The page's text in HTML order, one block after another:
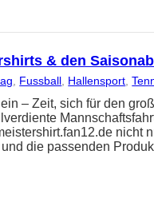
& den
, Fussball, Hallensport,
– Zeit, sich für den
nicht
die passenden